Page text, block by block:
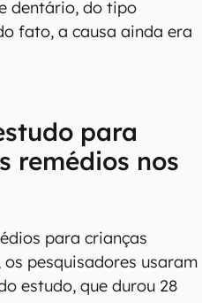
as cáries estão
cientistas, todos os
dentário, do tipo
fato, a causa ainda era